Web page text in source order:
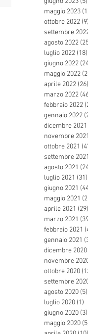
maggio 2023
ottobre 2022 (9)
settembre
agosto 2022
luglio 2022 (18)
giugno 2022
maggio 2022
aprile 2022 (26)
marzo 2022
febbraio 2022
gennaio 2022
dicembre 2021
novembre 2021
ottobre 2021
settembre 2021
agosto 2021
luglio 2021 (31)
giugno 2021
maggio 2021
aprile 2021 (29)
marzo 2021
febbraio 2021
gennaio 2021
dicembre 2020
novembre
ottobre 2020
settembre
agosto 2020 (5)
luglio 2020 (1)
giugno 2020 (3)
maggio 2020